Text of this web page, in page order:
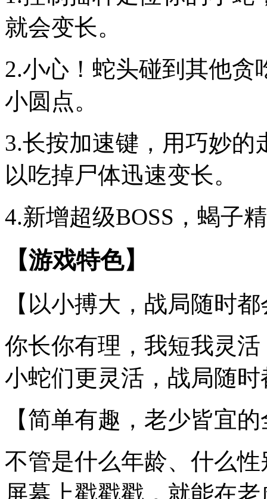
就会变长。
2.小心！蛇头碰到其他
小圆点。
3.长按加速键，用巧妙
以吃掉尸体迅速变长。
4.新增超级BOSS，蝎子
【游戏特色】
【以小搏大，战局随时
你长你有理，我短我灵
小蛇们更灵活，战局随
【简单有趣，老少皆宜
不管是什么年龄、什么
屏幕上戳戳戳，就能在